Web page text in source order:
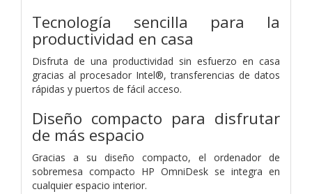
Tecnología sencilla para la
productividad en casa
Disfruta de una productividad sin esfuerzo en casa
gracias al procesador Intel®, transferencias de datos
rápidas y puertos de fácil acceso.
Diseño compacto para disfrutar
de más espacio
Gracias a su diseño compacto, el ordenador de
sobremesa compacto HP OmniDesk se integra en
cualquier espacio interior.